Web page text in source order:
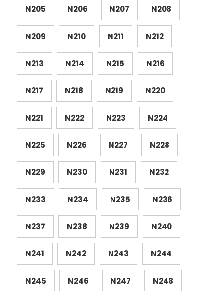
N205 N206 N207 N208
N209 N210 N211 N212
N213 N214 N215 N216
N217 N218 N219 N220
N221 N222 N223 N224
N225 N226 N227 N228
N229 N230 N231 N232
N233 N234 N235 N236
N237 N238 N239 N240
N241 N242 N243 N244
N245 N246 N247 N248